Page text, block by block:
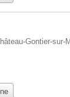
Gontier-sur-